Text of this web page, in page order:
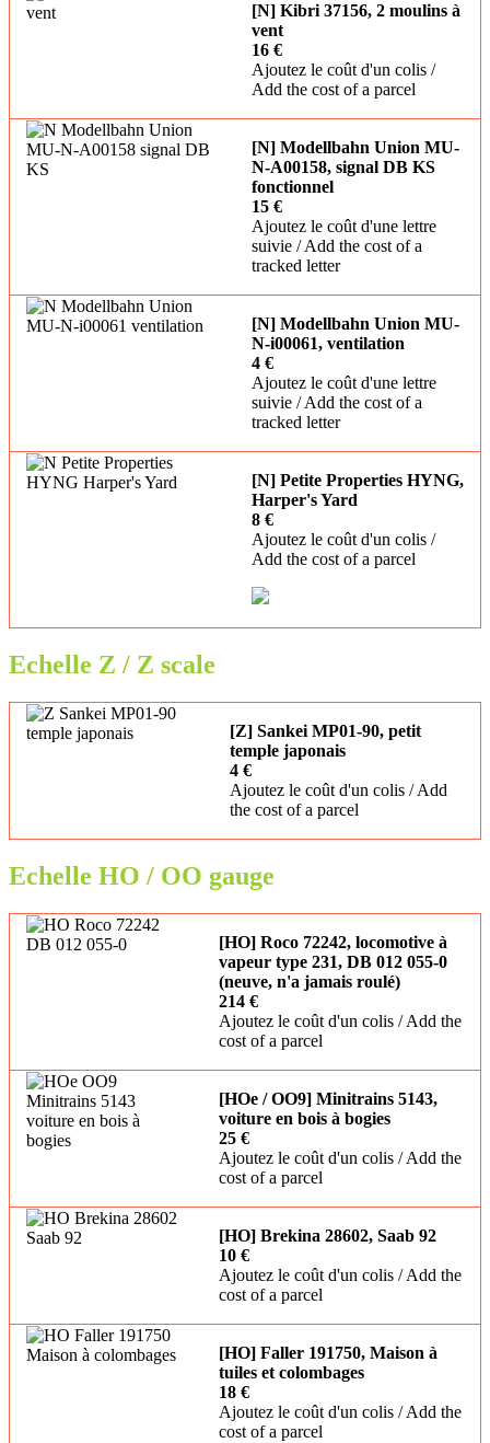
[N] Kibri 37156, 2 moulins à
vent
16 €
Ajoutez le coût d'un colis /
Add the cost of a parcel
[N] Modellbahn Union MU-
N-A00158, signal DB KS
fonctionnel
15 €
Ajoutez le coût d'une lettre
suivie / Add the cost of a
tracked letter
[N] Modellbahn Union MU-
N-i00061, ventilation
4 €
Ajoutez le coût d'une lettre
suivie / Add the cost of a
tracked letter
[N] Petite Properties HYNG,
Harper's Yard
8 €
Ajoutez le coût d'un colis /
Add the cost of a parcel
Echelle Z / Z scale
[Z] Sankei MP01-90, petit
temple japonais
4 €
Ajoutez le coût d'un colis / Add
the cost of a parcel
Echelle HO / OO gauge
[HO] Roco 72242, locomotive à
vapeur type 231, DB 012 055-0
(neuve, n'a jamais roulé)
214 €
Ajoutez le coût d'un colis / Add the
cost of a parcel
[HOe / OO9] Minitrains 5143,
voiture en bois à bogies
25 €
Ajoutez le coût d'un colis / Add the
cost of a parcel
[HO] Brekina 28602, Saab 92
10 €
Ajoutez le coût d'un colis / Add the
cost of a parcel
[HO] Faller 191750, Maison à
tuiles et colombages
18 €
Ajoutez le coût d'un colis / Add the
cost of a parcel